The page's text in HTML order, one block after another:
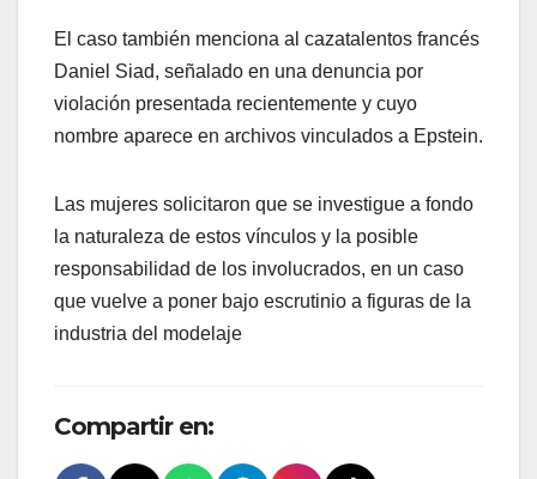
El caso también menciona al cazatalentos francés
Daniel Siad, señalado en una denuncia por
violación presentada recientemente y cuyo
nombre aparece en archivos vinculados a Epstein.
Las mujeres solicitaron que se investigue a fondo
la naturaleza de estos vínculos y la posible
responsabilidad de los involucrados, en un caso
que vuelve a poner bajo escrutinio a figuras de la
industria del modelaje
Compartir en: